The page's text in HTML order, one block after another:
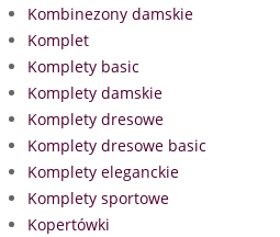
Kombinezony damskie
Komplet
Komplety basic
Komplety damskie
Komplety dresowe
Komplety dresowe basic
Komplety eleganckie
Komplety sportowe
Kopertówki